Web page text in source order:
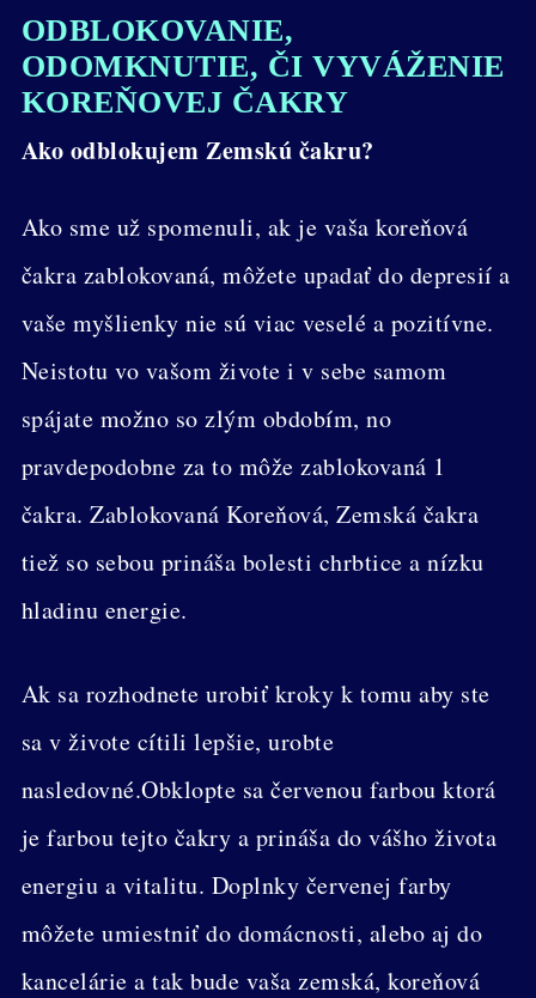
ODBLOKOVANIE,
ODOMKNUTIE, ČI VYVÁŽENIE
KOREŇOVEJ ČAKRY
Ako odblokujem Zemskú čakru?
Ako sme už spomenuli, ak je vaša koreňová
čakra zablokovaná, môžete upadať do depresií a
vaše myšlienky nie sú viac veselé a pozitívne.
Neistotu vo vašom živote i v sebe samom
spájate možno so zlým obdobím, no
pravdepodobne za to môže zablokovaná 1
čakra. Zablokovaná Koreňová, Zemská čakra
tiež so sebou prináša bolesti chrbtice a nízku
hladinu energie.
Ak sa rozhodnete urobiť kroky k tomu aby ste
sa v živote cítili lepšie, urobte
nasledovné.Obklopte sa červenou farbou ktorá
je farbou tejto čakry a prináša do vášho života
energiu a vitalitu. Doplnky červenej farby
môžete umiestniť do domácnosti, alebo aj do
kancelárie a tak bude vaša zemská, koreňová